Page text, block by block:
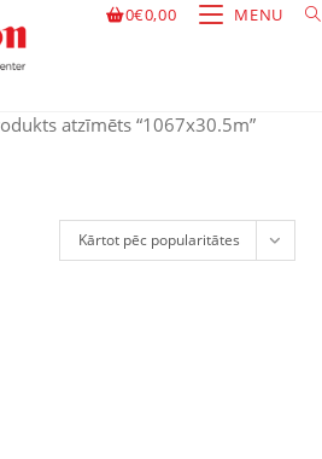
0€0,00 MENU
atzīmēts “1067x30.5m”
Kārtot pēc popularitātes